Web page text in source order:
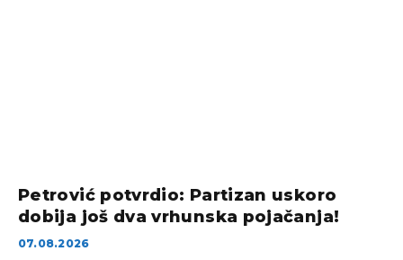
Petrović potvrdio: Partizan uskoro
dobija još dva vrhunska pojačanja!
07.08.2026